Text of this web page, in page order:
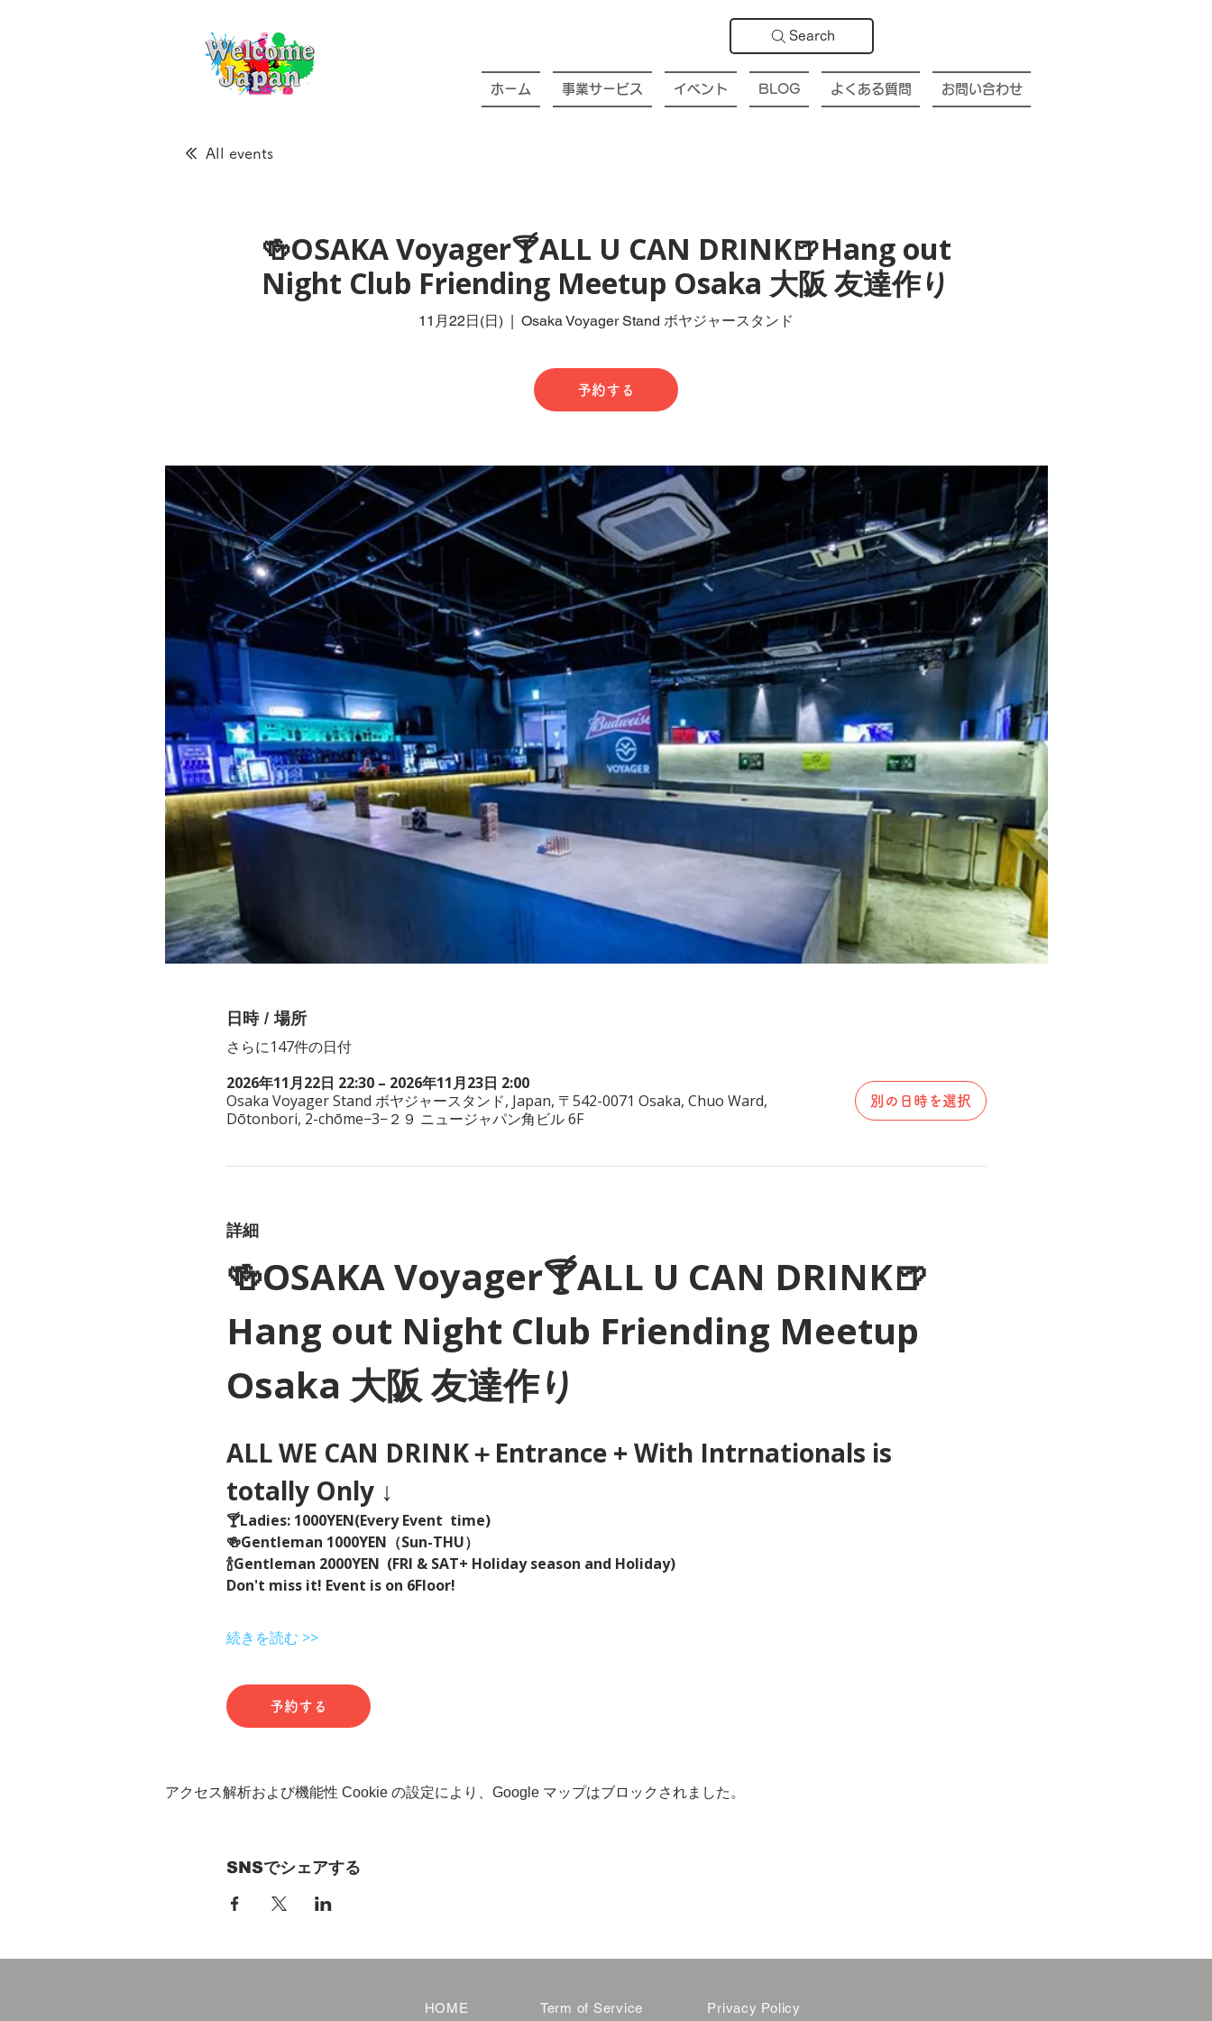
Search
ホーム 事業サービス イベント BLOG よくある質問 お問い合わせ
All events
🍻OSAKA Voyager🍸ALL U CAN DRINK🍺Hang out
Night Club Friending Meetup Osaka 大阪 友達作り
11月22日(日)
  |
Osaka Voyager Stand ボヤジャースタンド
予約する
日時 / 場所
さらに147件の日付
2026年11月22日 22:30 – 2026年11月23日 2:00
Osaka Voyager Stand ボヤジャースタンド, Japan, 〒542-0071 Osaka, Chuo Ward,
Dōtonbori, 2-chōme−3−２９ ニュージャパン角ビル 6F
別の日時を選択
詳細
🍻OSAKA Voyager🍸ALL U CAN DRINK🍺
Hang out Night Club Friending Meetup
Osaka 大阪 友達作り
ALL WE CAN DRINK＋Entrance + With Intrnationals is
totally Only ↓
🍸Ladies: 1000YEN(Every Event  time)
🍻Gentleman 1000YEN（Sun-THU）
🍾Gentleman 2000YEN  (FRI & SAT+ Holiday season and Holiday)
Don't miss it! Event is on 6Floor!
続きを読む >>
予約する
アクセス解析および機能性 Cookie の設定により、Google マップはブロックされました。
SNSでシェアする
HOME Term of Service Privacy Policy